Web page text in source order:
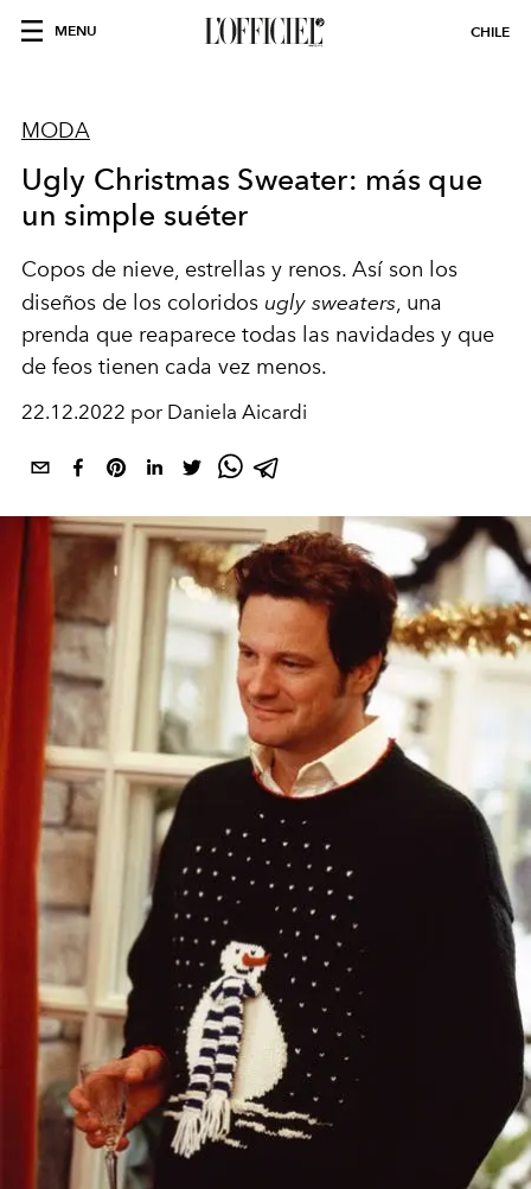
MENU CHILE
MODA
Ugly Christmas Sweater: más que
un simple suéter
Copos de nieve, estrellas y renos. Así son los
diseños de los coloridos ugly sweaters, una
prenda que reaparece todas las navidades y que
de feos tienen cada vez menos.
22.12.2022 por Daniela Aicardi